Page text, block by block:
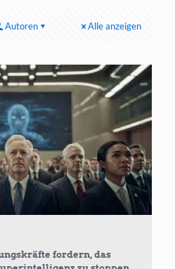
Autoren Alle anzeigen
fordern, das